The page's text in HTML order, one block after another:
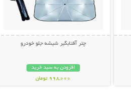
چتر آفتابگیر شیشه جلو خودرو
افزودن به سبد خرید
998,000 تومان